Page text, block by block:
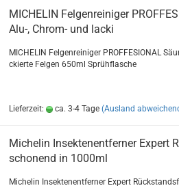
MI­CHE­LIN Fel­gen­rei­ni­ger
Alu-, Chrom-​​ und lacki
MI­CHE­LIN Fel­gen­rei­ni­ger PROF­FE­SIO­NAL
ckier­te Fel­gen 650ml Sprüh­fla­sche
Lieferzeit: ca. 3-4 Tage (Ausland
Mi­che­lin In­sek­ten­ent­fer­ner Ex­pert
scho­nend in 1000ml
Mi­che­lin In­sek­ten­ent­fer­ner Ex­pert